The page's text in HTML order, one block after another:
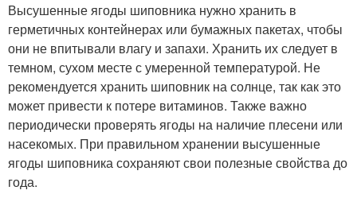
Высушенные ягоды шиповника нужно хранить в
герметичных контейнерах или бумажных пакетах, чтобы
они не впитывали влагу и запахи. Хранить их следует в
темном, сухом месте с умеренной температурой. Не
рекомендуется хранить шиповник на солнце, так как это
может привести к потере витаминов. Также важно
периодически проверять ягоды на наличие плесени или
насекомых. При правильном хранении высушенные
ягоды шиповника сохраняют свои полезные свойства до
года.